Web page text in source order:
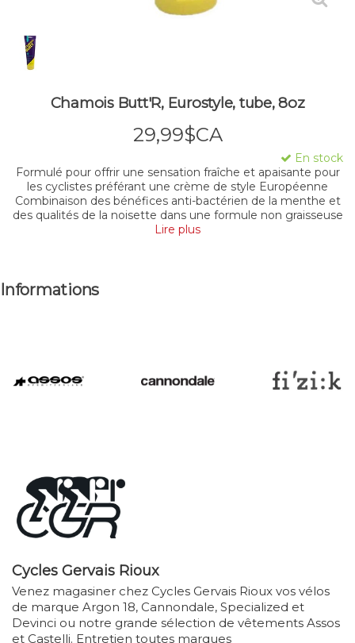
Chamois Butt'R, Eurostyle, tube, 8oz
29,99$CA
En stock
Formulé pour offrir une sensation fraîche et apaisante pour
les cyclistes préférant une crème de style Européenne
Combinaison des bénéfices anti-bactérien de la menthe et
des qualités de la noisette dans une formule non graisseuse
Lire plus
Informations
Cycles Gervais Rioux
Venez magasiner chez Cycles Gervais Rioux vos vélos
de marque Argon 18, Cannondale, Specialized et
Devinci ou notre grande sélection de vêtements Assos
et Castelli. Entretien toutes marques